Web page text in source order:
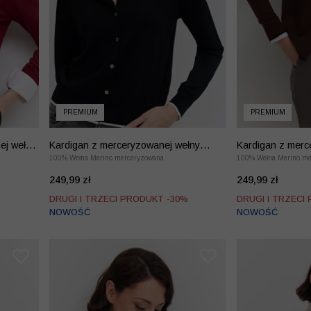
wełny
PREMIUM
Kardigan z merceryzowanej wełny
merino
100% Wełna Merino merceryzowana
249,99 zł
DRUGI I TRZECI PRODUKT -30%
NOWOŚĆ
PREMIUM
Kardigan z
merino
100% Wełna Merino
249,99 zł
DRUGI I TRZECI
NOWOŚĆ